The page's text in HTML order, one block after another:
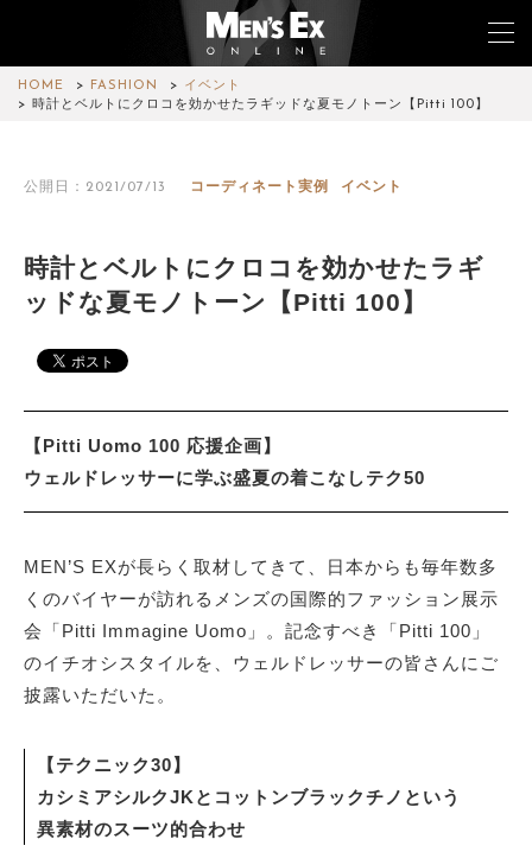
HOME FASHION
イベント
時計とベルトにクロコを効かせたラギッドな夏モノトーン【Pitti 100】
公開日：2021/07/13 コーディネート実例 イベント
時計とベルトにクロコを効かせたラギ
ッドな夏モノトーン【Pitti 100】
【Pitti Uomo 100 応援企画】
ウェルドレッサーに学ぶ盛夏の着こなしテク50
MEN’S EXが長らく取材してきて、日本からも毎年数多
くのバイヤーが訪れるメンズの国際的ファッション展示
会「Pitti Immagine Uomo」。記念すべき「Pitti 100」
のイチオシスタイルを、ウェルドレッサーの皆さんにご
披露いただいた。
【テクニック30】
カシミアシルクJKとコットンブラックチノという
異素材のスーツ的合わせ
WATCH
CAR&BIKE
LIFESTYLE
MAGAZINE
サイトマップ